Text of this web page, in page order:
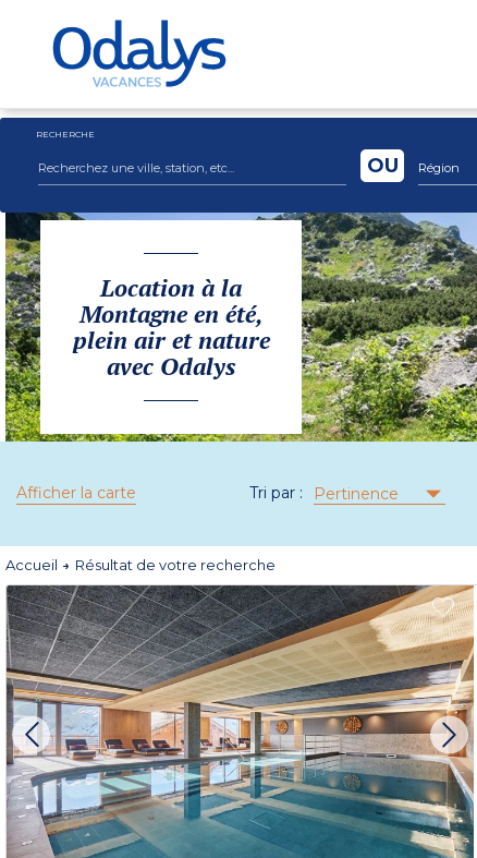
RECHERCHE
Région
OU
Location à la
Montagne en été,
plein air et nature
avec Odalys
Afficher la carte Tri par : Pertinence
Accueil Résultat de votre recherche